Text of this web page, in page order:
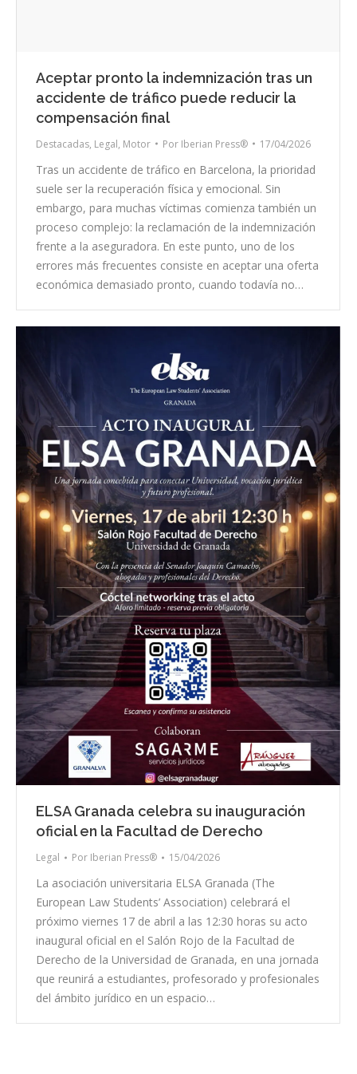
Aceptar pronto la indemnización tras un
accidente de tráfico puede reducir la
compensación final
Destacadas, Legal, Motor Por Iberian Press® 17/04/2026
Tras un accidente de tráfico en Barcelona, la prioridad
suele ser la recuperación física y emocional. Sin
embargo, para muchas víctimas comienza también un
proceso complejo: la reclamación de la indemnización
frente a la aseguradora. En este punto, uno de los
errores más frecuentes consiste en aceptar una oferta
económica demasiado pronto, cuando todavía no…
ELSA Granada celebra su inauguración
oficial en la Facultad de Derecho
Legal Por Iberian Press® 15/04/2026
La asociación universitaria ELSA Granada (The
European Law Students’ Association) celebrará el
próximo viernes 17 de abril a las 12:30 horas su acto
inaugural oficial en el Salón Rojo de la Facultad de
Derecho de la Universidad de Granada, en una jornada
que reunirá a estudiantes, profesorado y profesionales
del ámbito jurídico en un espacio…